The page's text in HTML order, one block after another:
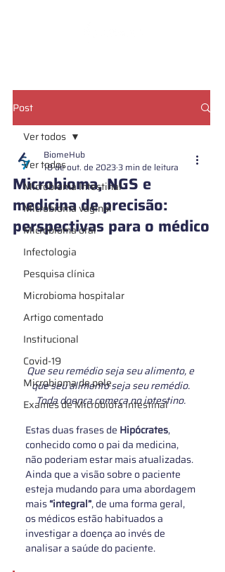
Post
Ver todos
Microbioma Intestinal
Microbioma vaginal
Microbioma oral
Infectologia
Pesquisa clínica
Microbioma hospitalar
Artigo comentado
Institucional
Covid-19
Microbioma de pele
Exames de Microbiota intestinal
Ver todos
Microbioma, NGS e
medicina de precisão:
perspectivas para o médico
BiomeHub
18 de out. de 20233 min de leitura
Que seu remédio seja seu alimento, e
que seu alimento seja seu remédio.
Toda doença começa no intestino.
Estas duas frases de Hipócrates,
conhecido como o pai da medicina,
não poderiam estar mais atualizadas.
Ainda que a visão sobre o paciente
esteja mudando para uma abordagem
mais “integral”, de uma forma geral,
os médicos estão habituados a
investigar a doença ao invés de
analisar a saúde do paciente.